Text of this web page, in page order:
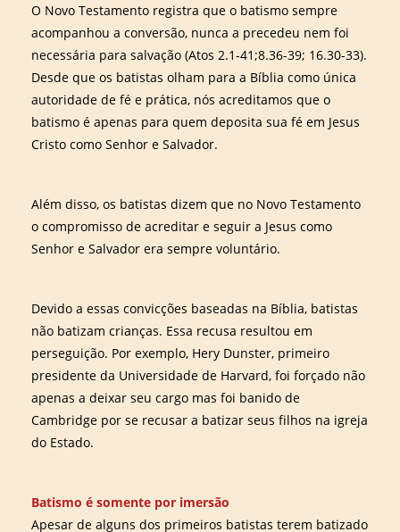
O Novo Testamento registra que o batismo sempre
acompanhou a conversão, nunca a precedeu nem foi
necessária para salvação (Atos 2.1-41;8.36-39; 16.30-33).
Desde que os batistas olham para a Bíblia como única
autoridade de fé e prática, nós acreditamos que o
batismo é apenas para quem deposita sua fé em Jesus
Cristo como Senhor e Salvador.
Além disso, os batistas dizem que no Novo Testamento
o compromisso de acreditar e seguir a Jesus como
Senhor e Salvador era sempre voluntário.
Devido a essas convicções baseadas na Bíblia, batistas
não batizam crianças. Essa recusa resultou em
perseguição. Por exemplo, Hery Dunster, primeiro
presidente da Universidade de Harvard, foi forçado não
apenas a deixar seu cargo mas foi banido de
Cambridge por se recusar a batizar seus filhos na igreja
do Estado.
Batismo é somente por imersão
Apesar de alguns dos primeiros batistas terem batizado